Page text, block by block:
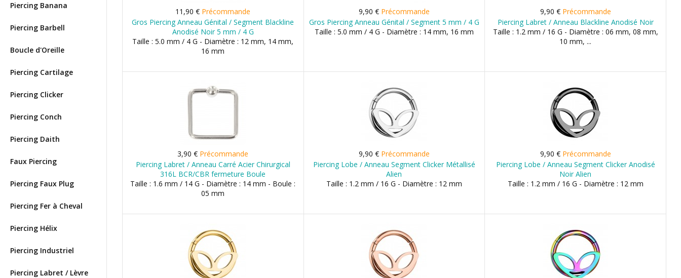
Piercing Banana
Piercing Barbell
Boucle d'Oreille
Piercing Cartilage
Piercing Clicker
Piercing Conch
Piercing Daith
Faux Piercing
Piercing Faux Plug
Piercing Fer à Cheval
Piercing Hélix
Piercing Industriel
Piercing Labret / Lèvre
11,90 € Précommande
Gros Piercing Anneau Génital / Segment Blackline
Anodisé Noir 5 mm / 4 G
Taille : 5.0 mm / 4 G - Diamètre : 12 mm, 14 mm,
16 mm
9,90 € Précommande
Gros Piercing Anneau Génital / Segment 5 mm / 4 G
Taille : 5.0 mm / 4 G - Diamètre : 14 mm, 16 mm
9,90 € Précommande
Piercing Labret / Anneau Blackline Anodisé Noir
Taille : 1.2 mm / 16 G - Diamètre : 06 mm, 08 mm,
10 mm, ...
3,90 € Précommande
Piercing Labret / Anneau Carré Acier Chirurgical
316L BCR/CBR fermeture Boule
Taille : 1.6 mm / 14 G - Diamètre : 14 mm - Boule :
05 mm
9,90 € Précommande
Piercing Lobe / Anneau Segment Clicker Métallisé
Alien
Taille : 1.2 mm / 16 G - Diamètre : 12 mm
9,90 € Précommande
Piercing Lobe / Anneau Segment Clicker Anodisé
Noir Alien
Taille : 1.2 mm / 16 G - Diamètre : 12 mm